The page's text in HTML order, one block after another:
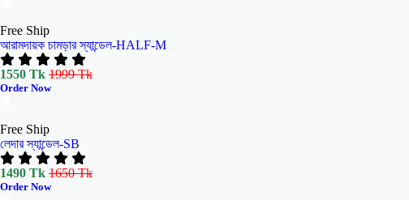
Free Ship
আরামদায়ক চামড়ার স্যান্ডেল-HALF-M
1550 Tk 1999 Tk
Order Now
Free Ship
লেদার স্যান্ডেল-SB
1490 Tk 1650 Tk
Order Now